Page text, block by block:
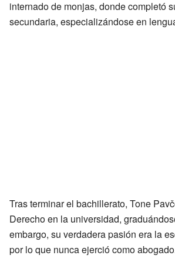
internado de monjas, donde completó
secundaria, especializándose en
Tras terminar el bachillerato, Tone
Derecho en la universidad,
embargo, su verdadera pasión era la
por lo que nunca ejerció como